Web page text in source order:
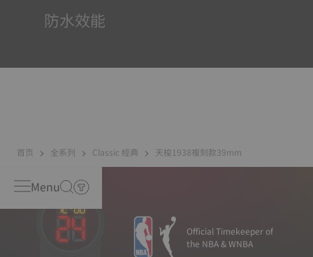
防水效能
首页 全系列 Classic 經典 天梭1938複刻款39mm
Menu
Official Timekeeper of
the NBA & WNBA